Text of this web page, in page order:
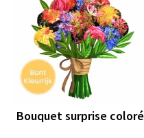
Bouquet surprise coloré